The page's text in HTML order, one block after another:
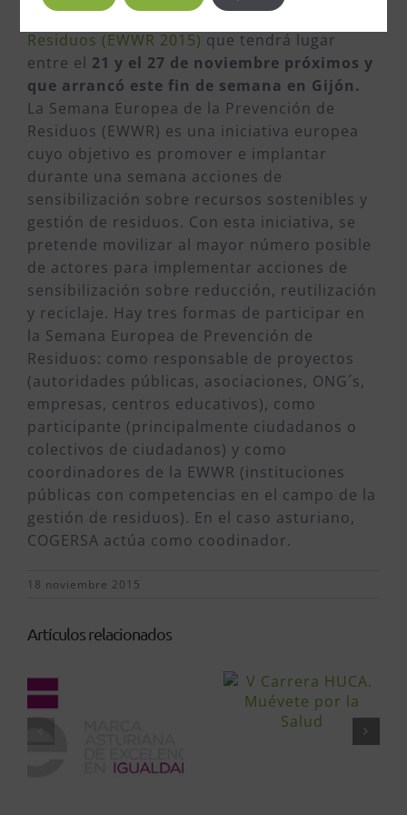
Semana Europea de Prevención de
Residuos (EWWR 2015) que tendrá lugar
entre el 21 y el 27 de noviembre próximos y
que arrancó este fin de semana en Gijón.
La Semana Europea de la Prevención de
Residuos (EWWR) es una iniciativa europea
cuyo objetivo es promover e implantar
durante una semana acciones de
sensibilización sobre recursos sostenibles y
gestión de residuos. Con esta iniciativa, se
pretende movilizar al mayor número posible
de actores para implementar acciones de
sensibilización sobre reducción, reutilización
y reciclaje. Hay tres formas de participar en
la Semana Europea de Prevención de
Residuos: como responsable de proyectos
(autoridades públicas, asociaciones, ONG´s,
empresas, centros educativos), como
participante (principalmente ciudadanos o
colectivos de ciudadanos) y como
coordinadores de la EWWR (instituciones
públicas con competencias en el campo de la
gestión de residuos). En el caso asturiano,
COGERSA actúa como coodinador.
18 noviembre 2015
Artículos relacionados